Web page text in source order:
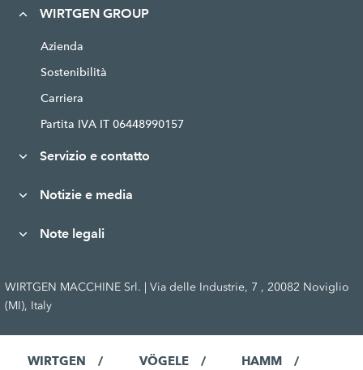
WIRTGEN GROUP
Azienda
Sostenibilità
Carriera
Partita IVA IT 06448990157
Servizio e contatto
Notizie e media
Note legali
WIRTGEN MACCHINE Srl. | Via delle Industrie, 7 , 20082 Noviglio
(MI), Italy
WIRTGEN VÖGELE HAMM